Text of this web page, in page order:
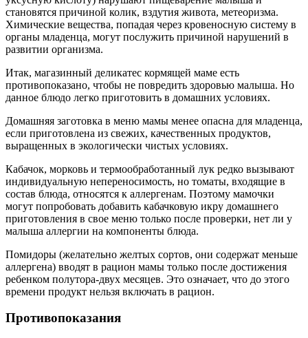
становятся причиной колик, вздутия живота, метеоризма.
Химические вещества, попадая через кровеносную систему в
органы младенца, могут послужить причиной нарушений в
развитии организма.
Итак, магазинный деликатес кормящей маме есть
противопоказано, чтобы не повредить здоровью малыша. Но
данное блюдо легко приготовить в домашних условиях.
Домашняя заготовка в меню мамы менее опасна для младенца,
если приготовлена из свежих, качественных продуктов,
выращенных в экологически чистых условиях.
Кабачок, морковь и термообработанный лук редко вызывают
индивидуальную непереносимость, но томаты, входящие в
состав блюда, относятся к аллергенам. Поэтому мамочки
могут попробовать добавить кабачковую икру домашнего
приготовления в свое меню только после проверки, нет ли у
малыша аллергии на компоненты блюда.
Помидоры (желательно желтых сортов, они содержат меньше
аллергена) вводят в рацион мамы только после достижения
ребенком полутора-двух месяцев. Это означает, что до этого
времени продукт нельзя включать в рацион.
Противопоказания